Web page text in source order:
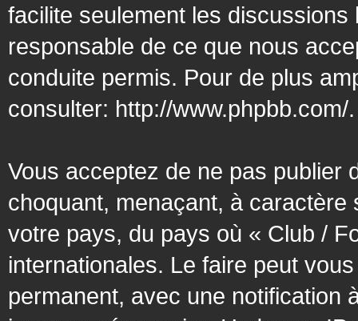
facilite seulement les
responsable de ce que nous
conduite permis. Pour de plus
consulter: http://www.phpbb.com/.
Vous acceptez de ne pas publier
choquant, menaçant, à
votre pays, du pays où « Club /
internationales. Le faire peut
permanent, avec une notification